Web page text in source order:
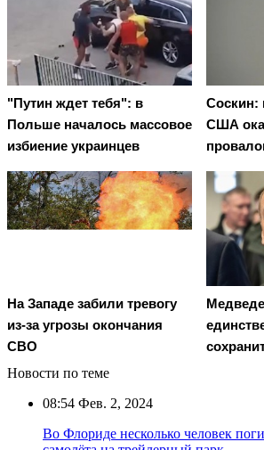
"Путин ждет тебя": в
Польше началось массовое
избиение украинцев
Соскин:
США
На Западе забили тревогу
из-за угрозы окончания
СВО
Новости по теме
08:54 Фев. 2, 2024
Во Флориде несколько человек